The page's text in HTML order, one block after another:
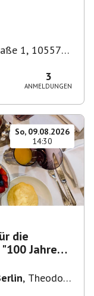
1, 10557
3
ANMELDUNGEN
So, 09.08.2026
14:30
die
Jahre
, Theodor-